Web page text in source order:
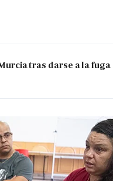
tras darse a la